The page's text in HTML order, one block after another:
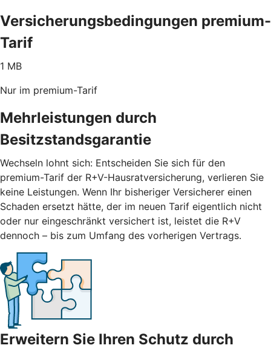
Versicherungsbedingungen premium-
Tarif
1 MB
Nur im premium-Tarif
Mehrleistungen durch
Besitzstandsgarantie
Wechseln lohnt sich: Entscheiden Sie sich für den
premium-Tarif der R+V-Hausratversicherung, verlieren Sie
keine Leistungen. Wenn Ihr bisheriger Versicherer einen
Schaden ersetzt hätte, der im neuen Tarif eigentlich nicht
oder nur eingeschränkt versichert ist, leistet die R+V
dennoch – bis zum Umfang des vorherigen Vertrags.
Erweitern Sie Ihren Schutz durch